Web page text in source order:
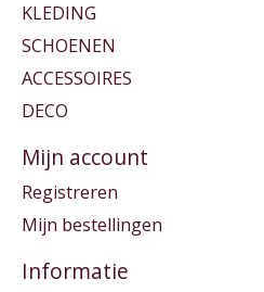
KLEDING
SCHOENEN
ACCESSOIRES
DECO
Mijn account
Registreren
Mijn bestellingen
Informatie